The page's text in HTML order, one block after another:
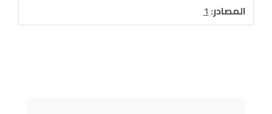
المصادر:1